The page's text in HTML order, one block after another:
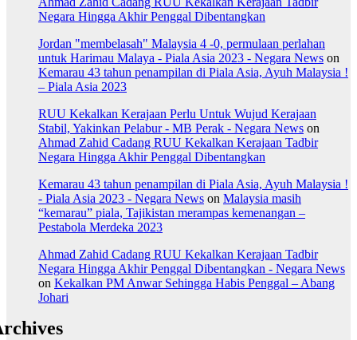
Negara Hingga Akhir Penggal Dibentangkan
Jordan "membelasah" Malaysia 4 -0, permulaan perlahan
untuk Harimau Malaya - Piala Asia 2023 - Negara News on
Kemarau 43 tahun penampilan di Piala Asia, Ayuh Malaysia !
– Piala Asia 2023
RUU Kekalkan Kerajaan Perlu Untuk Wujud Kerajaan
Stabil, Yakinkan Pelabur - MB Perak - Negara News on
Ahmad Zahid Cadang RUU Kekalkan Kerajaan Tadbir
Negara Hingga Akhir Penggal Dibentangkan
Kemarau 43 tahun penampilan di Piala Asia, Ayuh Malaysia !
- Piala Asia 2023 - Negara News on Malaysia masih
“kemarau” piala, Tajikistan merampas kemenangan –
Pestabola Merdeka 2023
Ahmad Zahid Cadang RUU Kekalkan Kerajaan Tadbir
Negara Hingga Akhir Penggal Dibentangkan - Negara News
on Kekalkan PM Anwar Sehingga Habis Penggal – Abang
Johari